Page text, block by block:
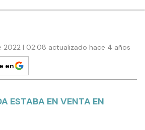
2022 | 02:08 actualizado hace 4 años
en
ESTABA EN VENTA EN